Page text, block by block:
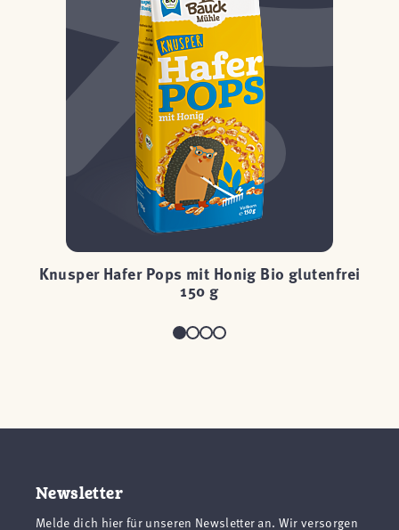
Knusper Hafer Pops mit Honig Bio glutenfrei
150 g
Newsletter
Melde dich hier für unseren Newsletter an. Wir versorgen